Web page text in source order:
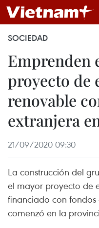
SOCIEDAD
Emprenden
proyecto de
renovable
extranjera
21/09/2020 09:30
La construcción del
el mayor proyecto de
financiado con fondos
comenzó en la